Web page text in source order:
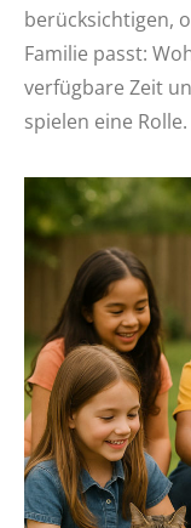
berücksichtigen,
Familie passt:
verfügbare Zeit
spielen eine Rolle.